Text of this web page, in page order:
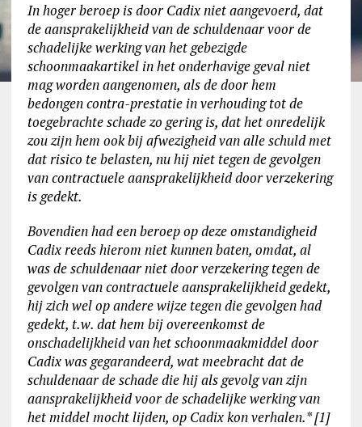
In hoger beroep is door Cadix niet aangevoerd, dat
de aansprakelijkheid van de schuldenaar voor de
schadelijke werking van het gebezigde
schoonmaakartikel in het onderhavige geval niet
mag worden aangenomen, als de door hem
bedongen contra-prestatie in verhouding tot de
toegebrachte schade zo gering is, dat het onredelijk
zou zijn hem ook bij afwezigheid van alle schuld met
dat risico te belasten, nu hij niet tegen de gevolgen
van contractuele aansprakelijkheid door verzekering
is gedekt.
Bovendien had een beroep op deze omstandigheid
Cadix reeds hierom niet kunnen baten, omdat, al
was de schuldenaar niet door verzekering tegen de
gevolgen van contractuele aansprakelijkheid gedekt,
hij zich wel op andere wijze tegen die gevolgen had
gedekt, t.w. dat hem bij overeenkomst de
onschadelijkheid van het schoonmaakmiddel door
Cadix was gegarandeerd, wat meebracht dat de
schuldenaar de schade die hij als gevolg van zijn
aansprakelijkheid voor de schadelijke werking van
het middel mocht lijden, op Cadix kon verhalen.* [1]